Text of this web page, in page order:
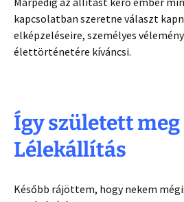
kapcsolatban szeretne választ
elképzeléseire, személyes
élettörténetére kíváncsi.
Így született meg
Lélekállítás
Később rájöttem, hogy nekem